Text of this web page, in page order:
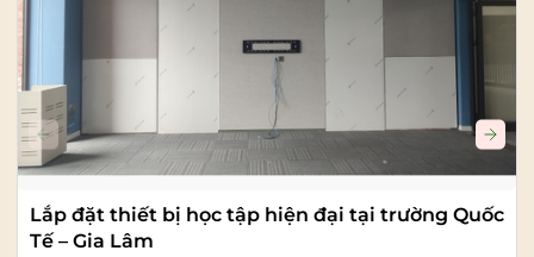
Lắp đặt thiết bị học tập hiện đại tại trường Quốc
Tế – Gia Lâm